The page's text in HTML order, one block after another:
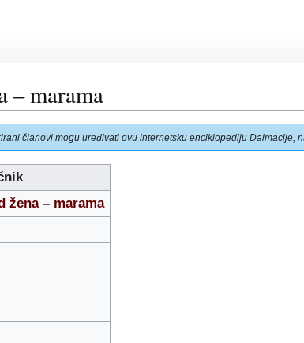
– marama
članovi mogu uređivati ovu internetsku enciklopediju Dalmacije,
žena – marama